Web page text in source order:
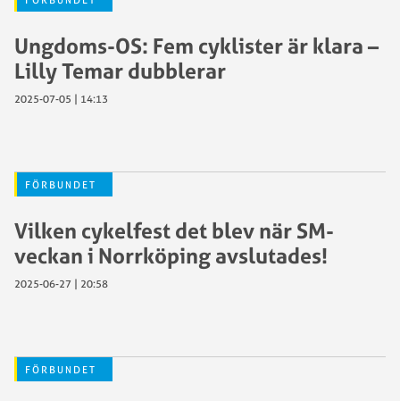
Ungdoms-OS: Fem cyklister är klara –
Lilly Temar dubblerar
2025-07-05 | 14:13
FÖRBUNDET
Vilken cykelfest det blev när SM-
veckan i Norrköping avslutades!
2025-06-27 | 20:58
FÖRBUNDET